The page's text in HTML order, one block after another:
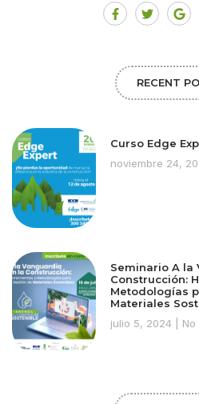
RECENT
Curso Edge
noviembre 24,
Seminario A la
Construcción:
Metodologías
Materiales
julio 5, 2024